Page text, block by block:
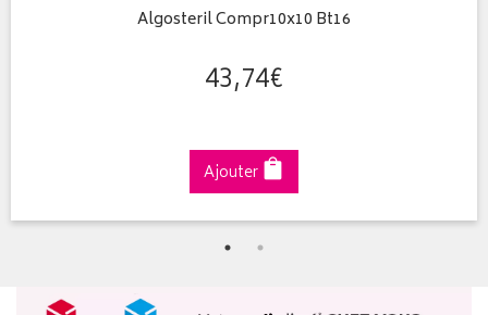
Algosteril Compr10x10 Bt16
43,74€
Ajouter